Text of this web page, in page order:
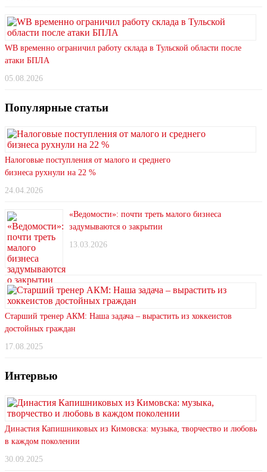
WB временно ограничил работу склада в Тульской области после
атаки БПЛА
05.08.2026
Популярные статьи
Налоговые поступления от малого и среднего
бизнеса рухнули на 22 %
24.04.2026
«Ведомости»: почти треть малого бизнеса
задумываются о закрытии
13.03.2026
Старший тренер АКМ: Наша задача – вырастить из хоккеистов
достойных граждан
17.08.2025
Интервью
Династия Капишниковых из Кимовска: музыка, творчество и любовь
в каждом поколении
30.09.2025